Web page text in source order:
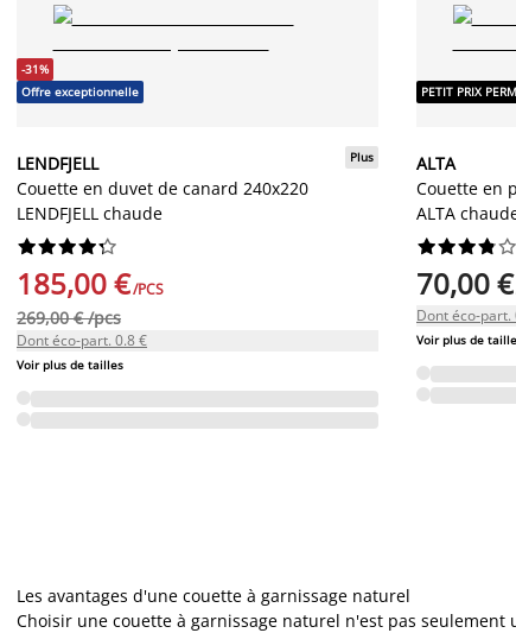
-31%
Offre exceptionnelle
LENDFJELL
Couette en duvet de canard 240x220
LENDFJELL chaude
Plus






185,00 €/PCS
269,00 € /pcs
Dont éco-part. 0.8 €
Voir plus de tailles
PETIT PRIX
ALTA
Couette en
ALTA






70,00 €
Dont éco-part.
Voir plus de
Les avantages d'une couette à garnissage naturel
Choisir une couette à garnissage naturel n'est pas